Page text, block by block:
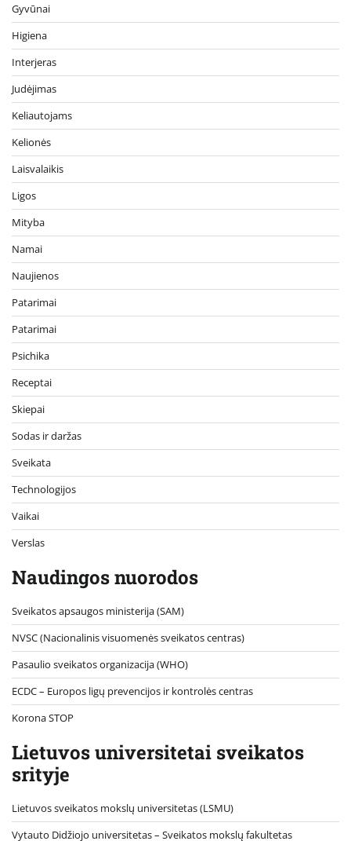
Gyvūnai
Higiena
Interjeras
Judėjimas
Keliautojams
Kelionės
Laisvalaikis
Ligos
Mityba
Namai
Naujienos
Patarimai
Patarimai
Psichika
Receptai
Skiepai
Sodas ir daržas
Sveikata
Technologijos
Vaikai
Verslas
Naudingos nuorodos
Sveikatos apsaugos ministerija (SAM)
NVSC (Nacionalinis visuomenės sveikatos centras)
Pasaulio sveikatos organizacija (WHO)
ECDC – Europos ligų prevencijos ir kontrolės centras
Korona STOP
Lietuvos universitetai sveikatos
srityje
Lietuvos sveikatos mokslų universitetas (LSMU)
Vytauto Didžiojo universitetas– Sveikatos mokslų fakultetas